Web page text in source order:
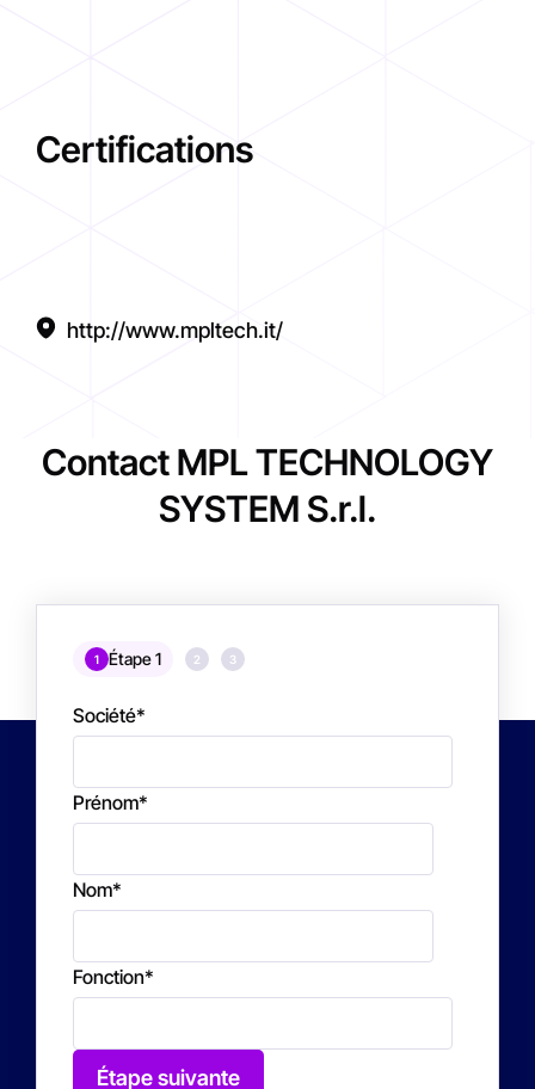
Certifications
http://www.mpltech.it/
Contact MPL TECHNOLOGY
SYSTEM S.r.l.
1 Étape 1 2 3
Société*
Prénom*
Nom*
Fonction*
Étape suivante